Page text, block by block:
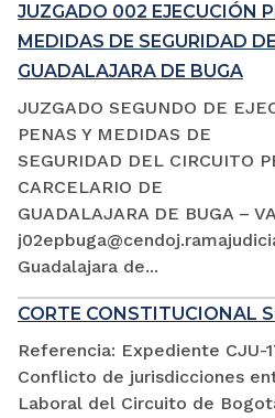
JUZGADO 002 EJECUCIÓN
MEDIDAS DE SEGURIDAD
GUADALAJARA DE BUGA
JUZGADO SEGUNDO DE
PENAS Y MEDIDAS DE
SEGURIDAD DEL CIRCUITO
CARCELARIO DE
GUADALAJARA DE BUGA –
Guadalajara de...
CORTE CONSTITUCIONAL
Referencia: Expediente CJU-
Conflicto de jurisdicciones
Laboral del Circuito de